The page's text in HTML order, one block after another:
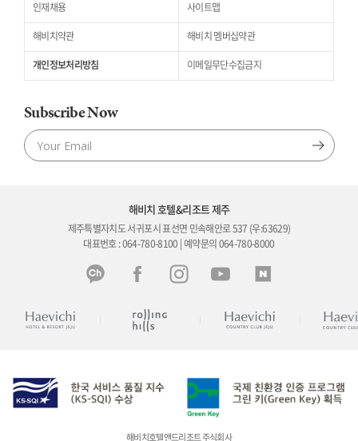
인재채용 사이트맵
해비치약관 해비치 멤버십약관
개인정보처리방침 이메일무단수집금지
Subscribe Now
해비치 호텔&리조트 제주
제주특별자치도 서귀포시 표선면 민속해안로 537 (우:63629)
대표번호 : 064-780-8100 | 예약문의 064-780-8000
해비치호텔앤드리조트 주식회사